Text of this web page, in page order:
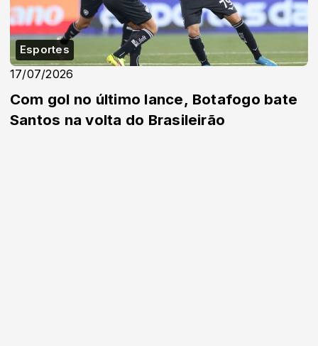
Esportes
17/07/2026
Com gol no último lance, Botafogo bate
Santos na volta do Brasileirão